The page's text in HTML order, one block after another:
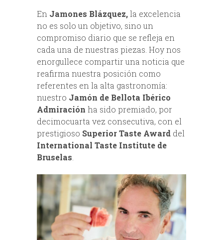
En Jamones Blázquez,la excelencia
no es solo un objetivo, sino un
compromiso diario que se refleja en
cada una de nuestras piezas. Hoy nos
enorgullece compartir una noticia que
reafirma nuestra posición como
referentes en la alta gastronomía:
nuestro Jamón de Bellota Ibérico
Admiración ha sido premiado, por
decimocuarta vez consecutiva, con el
prestigioso Superior Taste Award del
International Taste Institute de
Bruselas